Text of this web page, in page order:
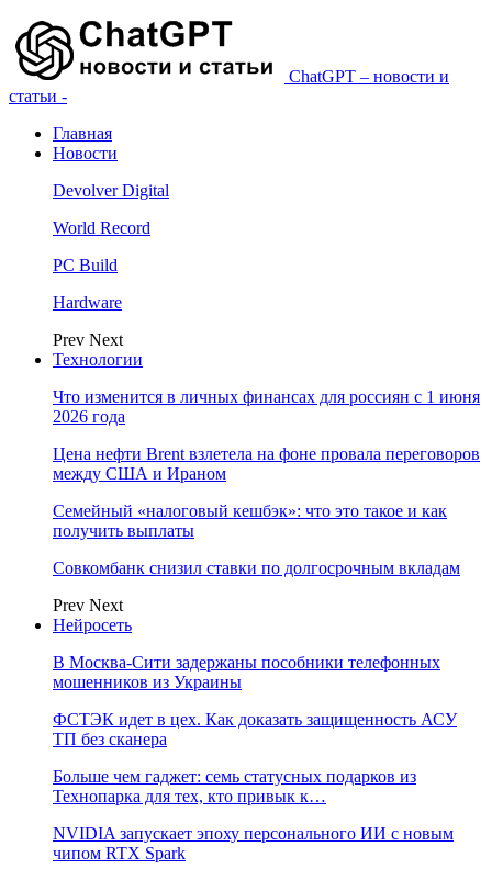
ChatGPT – новости и
статьи -
Главная
Новости
Devolver Digital
World Record
PC Build
Hardware
Prev Next
Технологии
Что изменится в личных финансах для россиян с 1 июня
2026 года
Цена нефти Brent взлетела на фоне провала переговоров
между США и Ираном
Семейный «налоговый кешбэк»: что это такое и как
получить выплаты
Совкомбанк снизил ставки по долгосрочным вкладам
Prev Next
Нейросеть
В Москва-Сити задержаны пособники телефонных
мошенников из Украины
ФСТЭК идет в цех. Как доказать защищенность АСУ
ТП без сканера
Больше чем гаджет: семь статусных подарков из
Технопарка для тех, кто привык к…
NVIDIA запускает эпоху персонального ИИ с новым
чипом RTX Spark